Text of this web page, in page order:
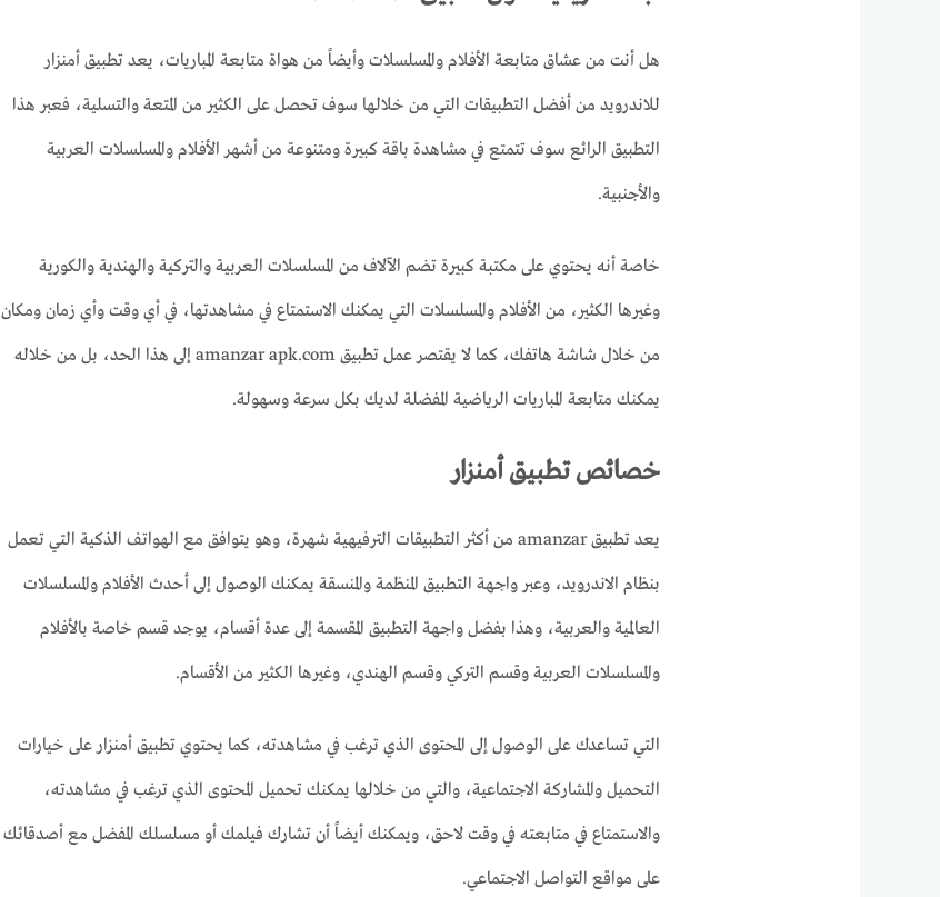
هل أنت من عشاق متابعة الأفلام والمسلسلات وأيضاً من هواة متابعة المباريات، يعد تطبيق أمنزار
للاندرويد من أفضل التطبيقات التي من خلالها سوف تحصل على الكثير من المتعة والتسلية، فعبر هذا
التطبيق الرائع سوف تتمتع في مشاهدة باقة كبيرة ومتنوعة من أشهر الأفلام والمسلسلات العربية
والأجنبية.
خاصة أنه يحتوي على مكتبة كبيرة تضم الآلاف من المسلسلات العربية والتركية والهندية والكورية
وغيرها الكثير، من الأفلام والمسلسلات التي يمكنك الاستمتاع في مشاهدتها، في أي وقت وأي زمان ومكان
من خلال شاشة هاتفك، كما لا يقتصر عمل تطبيق amanzar apk.com إلى هذا الحد، بل من خلاله
يمكنك متابعة المباريات الرياضية المفضلة لديك بكل سرعة وسهولة.
خصائص تطبيق أمنزار
يعد تطبيق amanzar من أكثر التطبيقات الترفيهية شهرة، وهو يتوافق مع الهواتف الذكية التي تعمل
بنظام الاندرويد، وعبر واجهة التطبيق المنظمة والمنسقة يمكنك الوصول إلى أحدث الأفلام والمسلسلات
العالمية والعربية، وهذا بفضل واجهة التطبيق المقسمة إلى عدة أقسام، يوجد قسم خاصة بالأفلام
والمسلسلات العربية وقسم التركي وقسم الهندي، وغيرها الكثير من الأقسام.
التي تساعدك على الوصول إلى المحتوى الذي ترغب في مشاهدته، كما يحتوي تطبيق أمنزار على خيارات
التحميل والمشاركة الاجتماعية، والتي من خلالها يمكنك تحميل المحتوى الذي ترغب في مشاهدته،
والاستمتاع في متابعته في وقت لاحق، ويمكنك أيضاً أن تشارك فيلمك أو مسلسلك المفضل مع أصدقائك
على مواقع التواصل الاجتماعي.